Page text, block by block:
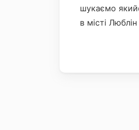
шукаємо
в місті